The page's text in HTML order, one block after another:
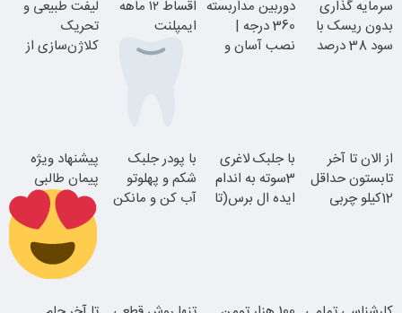
سرمایه گذاری
بدون ریسک با
سود 38 درصد
دوربین مداربسته
360 درجه |
نصب آسان و
اقساط ۱۲ ماهه
ایمپلنت
ضامن؛ همین
امروز اقدام کن
لیفت طبیعی و
تحریک
کلاژن‌سازی از
جوان شو
از الان تا آخر
تابستون حداقل
12کیلو چربی
با جلبک لاغری
3سوته به اندام
ایده ال برس(تا
با پودر جلبک
شکم و پهلوتو
آب کن و مانکن
پیشنهاد ویژه
پیمان طالبی